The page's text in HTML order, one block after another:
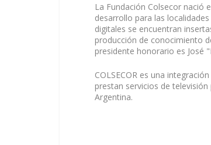
La Fundación Colsecor nació
desarrollo para las
digitales se encuentran
producción de conocimiento
presidente honorario es José
COLSECOR es una
prestan servicios de
Argentina.